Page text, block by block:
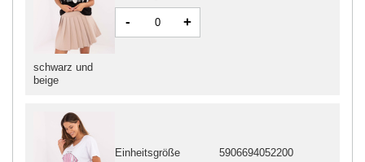
Einheitsgröße 5906694052200
schwarz und
beige
- +